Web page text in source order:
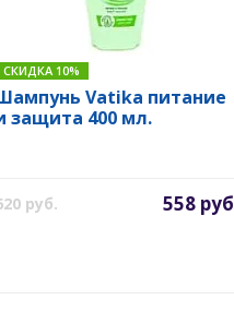
СКИДКА 10%
Vatika питание
защита 400 мл.
руб. 558